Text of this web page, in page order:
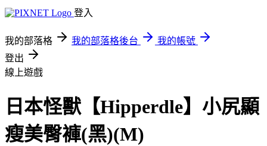
登入
我的部落格 我的部落格後台
我的帳號
登出
線上遊戲
日本怪獸【Hipperdle】小尻顯
瘦美臀褲(黑)(M)